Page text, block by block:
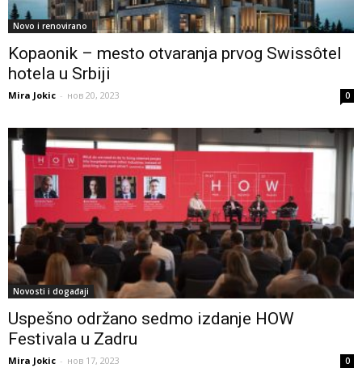
Novo i renovirano
Kopaonik – mesto otvaranja prvog Swissôtel
hotela u Srbiji
Mira Jokic - нов 20, 2023 0
Novosti i događaji
Uspešno održano sedmo izdanje HOW
Festivala u Zadru
Mira Jokic - нов 17, 2023 0